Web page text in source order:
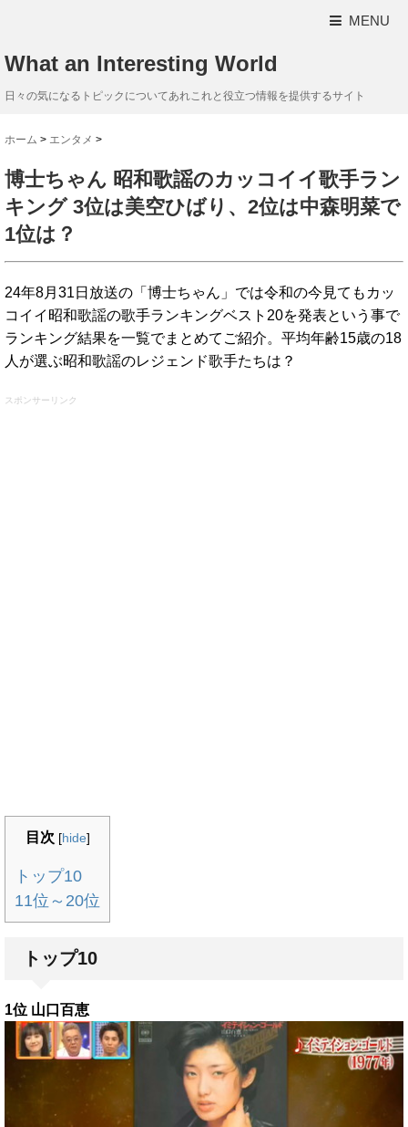
MENU
What an Interesting World
日々の気になるトピックについてあれこれと役立つ情報を提供するサイト
ホーム > エンタメ >
博士ちゃん 昭和歌謡のカッコイイ歌手ラン
キング 3位は美空ひばり、2位は中森明菜で
1位は？
24年8月31日放送の「博士ちゃん」では令和の今見てもカッ
コイイ昭和歌謡の歌手ランキングベスト20を発表という事で
ランキング結果を一覧でまとめてご紹介。平均年齢15歳の18
人が選ぶ昭和歌謡のレジェンド歌手たちは？
スポンサーリンク
目次 [hide]
トップ10
11位～20位
トップ10
1位 山口百恵